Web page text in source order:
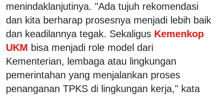
menindaklanjutinya. "Ada tujuh rekomendasi
dan kita berharap prosesnya menjadi lebih baik
dan keadilannya tegak. Sekaligus Kemenkop
UKM bisa menjadi role model dari
Kementerian, lembaga atau lingkungan
pemerintahan yang menjalankan proses
penanganan TPKS di lingkungan kerja," kata